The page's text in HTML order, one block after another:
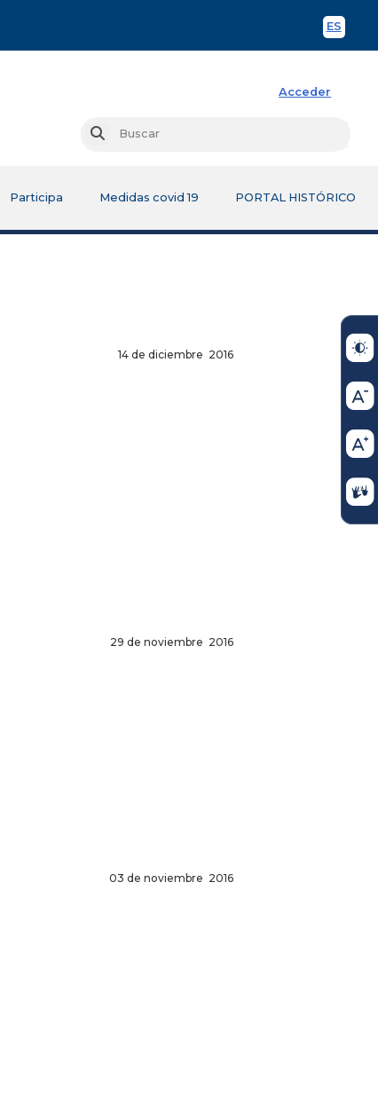
ES
Acceder
Buscar
Participa Medidas covid 19 PORTAL HISTÓRICO
14 de diciembre 2016
29 de noviembre 2016
03 de noviembre 2016